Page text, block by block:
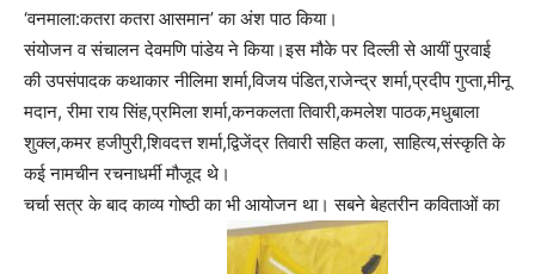
‘वनमाला:कतरा कतरा आसमान’ का अंश पाठ किया।
संयोजन व संचालन देवमणि पांडेय ने किया।इस मौके पर दिल्ली से आयीं पुरवाई
की उपसंपादक कथाकार नीलिमा शर्मा,विजय पंडित,राजेन्द्र शर्मा,प्रदीप गुप्ता,मीनू
मदान, रीमा राय सिंह,प्रमिला शर्मा,कनकलता तिवारी,कमलेश पाठक,मधुबाला
शुक्ल,कमर हजीपुरी,शिवदत्त शर्मा,द्विजेंद्र तिवारी सहित कला, साहित्य,संस्कृति के
कई नामचीन रचनाधर्मी मौजूद थे।
चर्चा सत्र के बाद काव्य गोष्ठी का भी आयोजन था। सबने बेहतरीन कविताओं का